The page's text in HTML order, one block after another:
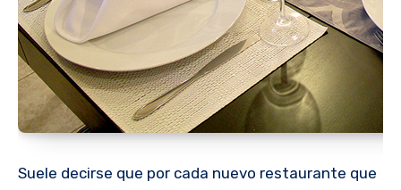
Suele decirse que por cada nuevo restaurante que